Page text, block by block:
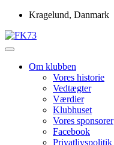
Skip
content
Kragelund, Danmark
FK73
Om klubben
Vores historie
Vedtægter
Værdier
Klubhuset
Vores sponsorer
Facebook
Privatlivspolitik